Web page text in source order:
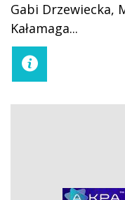
Gabi Drzewiecka,
Kałamaga...